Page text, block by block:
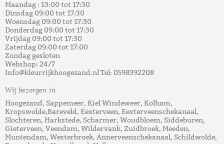
Maandag : 13:00 tot 17:30
Dinsdag 09:00 tot 17:30
Woensdag 09:00 tot 17:30
Donderdag 09:00 tot 17:30
Vrijdag 09:00 tot 17:30
Zaterdag 09:00 tot 17:00
Zondag gesloten
Webshop: 24/7
Info@kleurrijkhoogezand.nl Tel: 0598392208
Wij bezorgen in
Hoogezand, Sappemeer, Kiel Windeweer, Kolham,
Kropswolde,Bareveld, Eexterveen, Eexterveenschekanaal,
Slochteren, Harkstede, Scharmer, Woudbloem, Siddeburen,
Gieterveen, Veendam, Wildervank, Zuidbroek, Meeden,
Muntendam, Westerbroek, Annerveenschekanaal, Schildwolde,